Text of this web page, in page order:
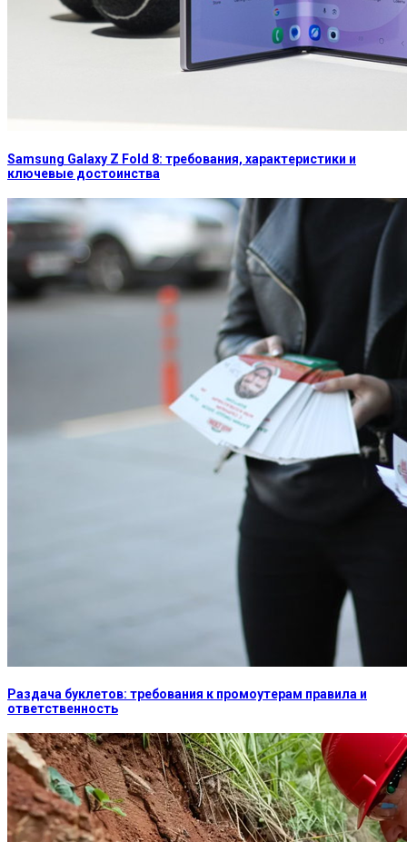
Samsung Galaxy Z Fold 8: требования, характеристики и
ключевые достоинства
Раздача буклетов: требования к промоутерам правила и
ответственность